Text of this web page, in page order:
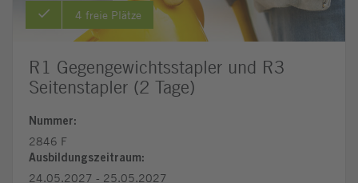
4 freie Plätze
R1 Gegengewichtsstapler und R3
Seitenstapler (2 Tage)
Nummer:
2846 F
Ausbildungszeitraum:
24.05.2027 - 25.05.2027